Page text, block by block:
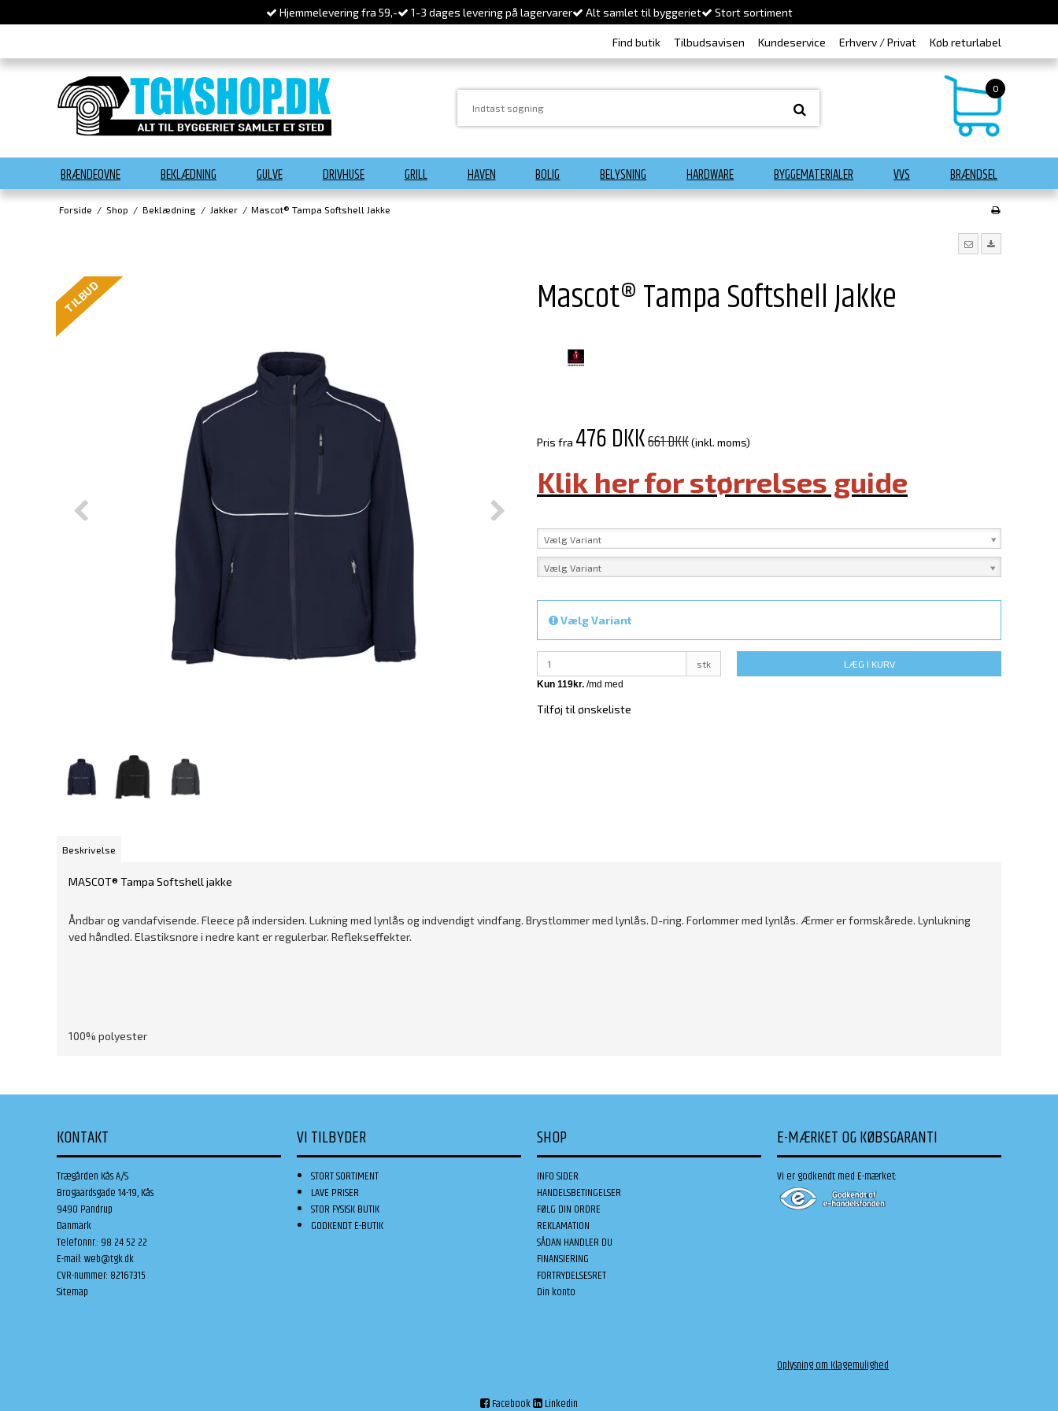
Hjemmelevering fra 59,- 1-3 dages levering på lagervarer Alt samlet til byggeriet Stort sortiment
Find butik Tilbudsavisen Kundeservice Erhverv / Privat Køb returlabel
0
BRÆNDEOVNE BEKLÆDNING GULVE DRIVHUSE GRILL HAVEN BOLIG BELYSNING HARDWARE BYGGEMATERIALER VVS BRÆNDSEL
Forside / Shop / Beklædning / Jakker / Mascot® Tampa Softshell Jakke
TILBUD Mascot® Tampa Softshell Jakke
Pris fra 476 DKK661 DKK(inkl. moms)
Klik her for størrelses guide
Vælg Variant
Vælg Variant
Vælg Variant
stk LÆG I KURV
Tilføj til ønskeliste
Beskrivelse
MASCOT® Tampa Softshell jakke
Åndbar og vandafvisende. Fleece på indersiden. Lukning med lynlås og indvendigt vindfang. Brystlommer med lynlås. D-ring. Forlommer med lynlås. Ærmer er formskårede. Lynlukning
ved håndled. Elastiksnøre i nedre kant er regulerbar. Reflekseffekter.
100% polyester
KONTAKT
Trægården Kås A/S
Brogaardsgade 14-19, Kås
9490 Pandrup
Danmark
Telefonnr.: 98 24 52 22
E-mail:web@tgk.dk
CVR-nummer: 82167315
Sitemap
VI TILBYDER
STORT SORTIMENT
LAVE PRISER
STOR FYSISK BUTIK
GODKENDT E-BUTIK
SHOP
INFO SIDER
HANDELSBETINGELSER
FØLG DIN ORDRE
REKLAMATION
SÅDAN HANDLER DU
FINANSIERING
FORTRYDELSESRET
Din konto
E-MÆRKET OG KØBSGARANTI
Vi er godkendt med E-mærket:
Oplysning om Klagemulighed
Facebook Linkedin